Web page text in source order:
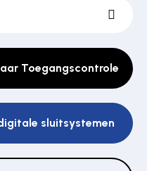
Toegangscontrole
sluitsystemen